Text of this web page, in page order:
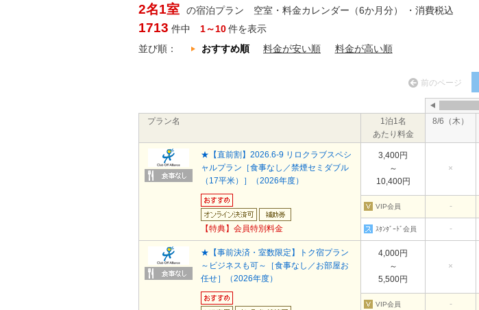
2名1室 の宿泊プラン 空室・料金カレンダー（6か月分） ・消費税込
1713 件中 1～10 件を表示
並び順：
おすすめ順 料金が安い順 料金が高い順
前のページ
プラン名
1泊1名
あたり料金
8/6（木）
★【直前割】2026.6-9 リロクラブスペシ
ャルプラン［食事なし／禁煙セミダブル
（17平米）］（2026年度）
【特典】会員特別料金
3,400円
～
10,400円
×
VIP会員 -
ｽﾀﾝﾀﾞｰﾄﾞ会員 -
★【事前決済・室数限定】トク宿プラン
～ビジネスも可～［食事なし／お部屋お
任せ］（2026年度）
4,000円
～
5,500円
×
VIP会員 -